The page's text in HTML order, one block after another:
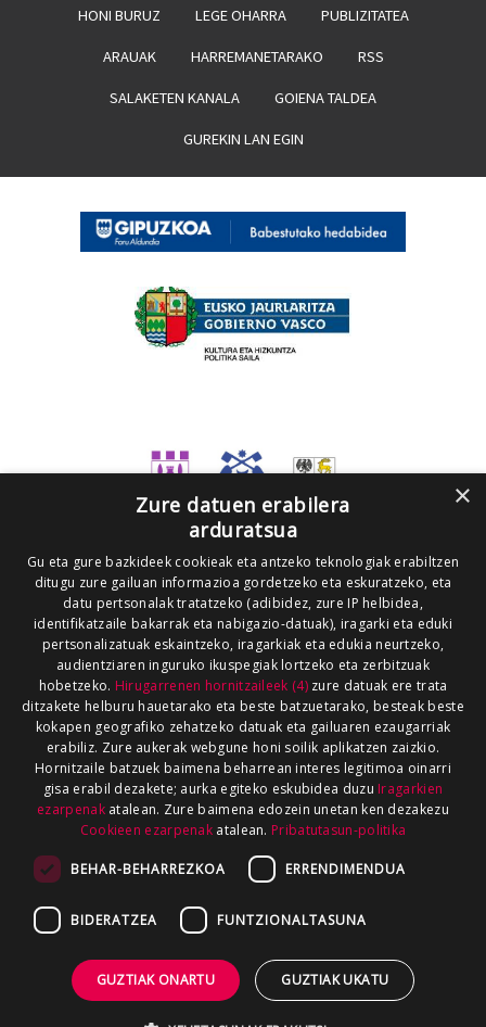
HONI BURUZ LEGE OHARRA PUBLIZITATEA
ARAUAK HARREMANETARAKO RSS
SALAKETEN KANALA GOIENA TALDEA
GUREKIN LAN EGIN
×
Zure datuen erabilera
arduratsua
Gu eta gure bazkideek cookieak eta antzeko teknologiak erabiltzen
ditugu zure gailuan informazioa gordetzeko eta eskuratzeko, eta
datu pertsonalak tratatzeko (adibidez, zure IP helbidea,
identifikatzaile bakarrak eta nabigazio-datuak), iragarki eta eduki
pertsonalizatuak eskaintzeko, iragarkiak eta edukia neurtzeko,
audientziaren inguruko ikuspegiak lortzeko eta zerbitzuak
hobetzeko. Hirugarrenen hornitzaileek (4)zure datuak ere trata
ditzakete helburu hauetarako eta beste batzuetarako, besteak beste
kokapen geografiko zehatzeko datuak eta gailuaren ezaugarriak
erabiliz. Zure aukerak webgune honi soilik aplikatzen zaizkio.
Hornitzaile batzuek baimena beharrean interes legitimoa oinarri
gisa erabil dezakete; aurka egiteko eskubidea duzu Iragarkien
ezarpenakatalean. Zure baimena edozein unetan ken dezakezu
Cookieen ezarpenak atalean. Pribatutasun-politika
BEHAR-BEHARREZKOA ERRENDIMENDUA
BIDERATZEA FUNTZIONALTASUNA
GUZTIAK ONARTU GUZTIAK UKATU